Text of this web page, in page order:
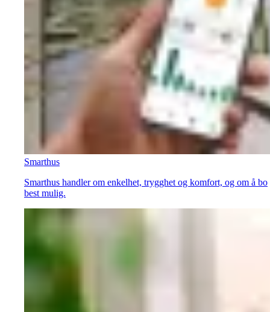
Smarthus
Smarthus handler om enkelhet, trygghet og komfort, og om å bo
best mulig.